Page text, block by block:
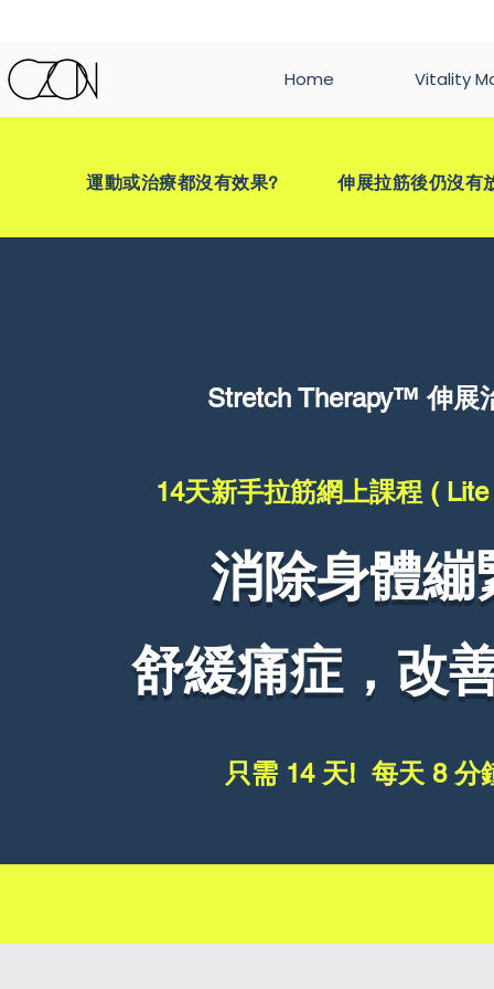
Home Vitality
運動或治療都沒有效果? 伸展拉筋後仍沒有
Stretch Therapy™ 伸展
14天新手拉筋網上課程 (
消除身體繃
舒緩痛症，改
只需 14 天! 每天 8 分